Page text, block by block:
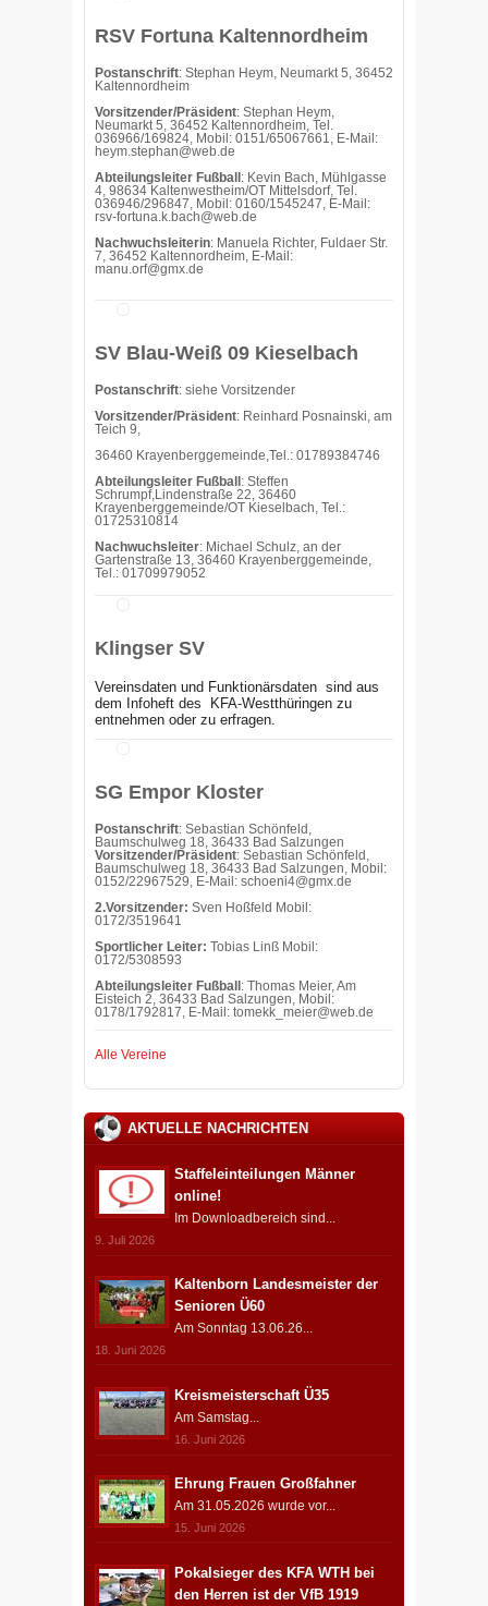
RSV Fortuna Kaltennordheim
Postanschrift: Stephan Heym, Neumarkt 5, 36452
Kaltennordheim
Vorsitzender/Präsident: Stephan Heym,
Neumarkt 5, 36452 Kaltennordheim, Tel.
036966/169824, Mobil: 0151/65067661, E-Mail:
heym.stephan@web.de
Abteilungsleiter Fußball : Kevin Bach, Mühlgasse
4, 98634 Kaltenwestheim/OT Mittelsdorf, Tel.
036946/296847, Mobil: 0160/1545247, E-Mail:
rsv-fortuna.k.bach@web.de
Nachwuchsleiterin: Manuela Richter, Fuldaer Str.
7, 36452 Kaltennordheim, E-Mail:
manu.orf@gmx.de
SV Blau-Weiß 09 Kieselbach
Postanschrift: siehe Vorsitzender
Vorsitzender/Präsident: Reinhard Posnainski, am
Teich 9,
36460 Krayenberggemeinde,Tel.: 01789384746
Abteilungsleiter Fußball : Steffen
Schrumpf,Lindenstraße 22, 36460
Krayenberggemeinde/OT Kieselbach, Tel.:
01725310814
Nachwuchsleiter: Michael Schulz, an der
Gartenstraße 13, 36460 Krayenberggemeinde,
Tel.: 01709979052
Klingser SV
Vereinsdaten und Funktionärsdaten sind aus
dem Infoheft des
KFA-Westthüringen zu
entnehmen oder zu erfragen.
SG Empor Kloster
Postanschrift: Sebastian Schönfeld,
Baumschulweg 18, 36433 Bad Salzungen
Vorsitzender/Präsident: Sebastian Schönfeld,
Baumschulweg 18, 36433 Bad Salzungen, Mobil:
0152/22967529, E-Mail: schoeni4@gmx.de
2.Vorsitzender: Sven Hoßfeld Mobil:
0172/3519641
Sportlicher Leiter: Tobias Linß Mobil:
0172/5308593
Abteilungsleiter Fußball : Thomas Meier, Am
Eisteich 2, 36433 Bad Salzungen, Mobil:
0178/1792817, E-Mail: tomekk_meier@web.de
Alle Vereine
AKTUELLE NACHRICHTEN
Staffeleinteilungen Männer
online!
Im Downloadbereich sind...
9. Juli 2026
Kaltenborn Landesmeister der
Senioren Ü60
Am Sonntag 13.06.26...
18. Juni 2026
Kreismeisterschaft Ü35
Am Samstag...
16. Juni 2026
Ehrung Frauen Großfahner
Am 31.05.2026 wurde vor...
15. Juni 2026
Pokalsieger des KFA WTH bei
den Herren ist der VfB 1919